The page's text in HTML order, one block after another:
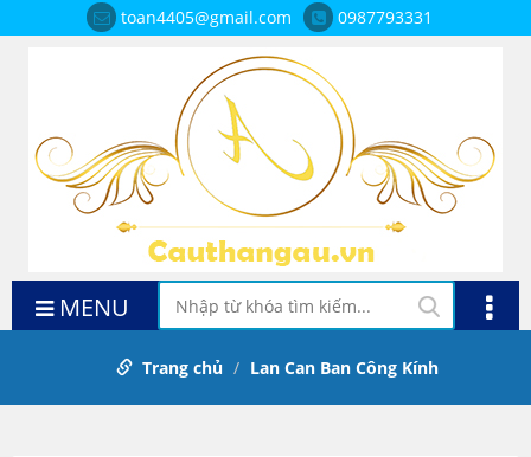
toan4405@gmail.com 0987793331
MENU
Trang chủ Lan Can Ban Công Kính